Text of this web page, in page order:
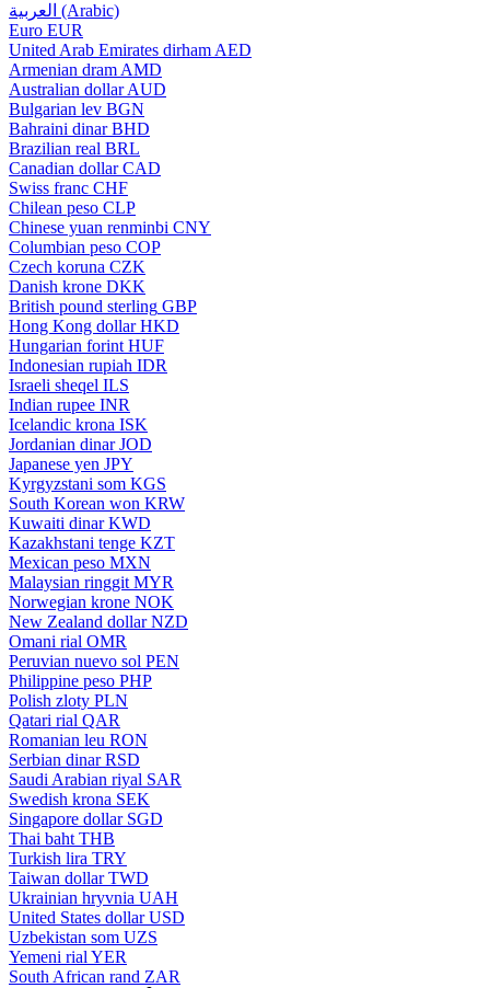
العربية (Arabic)
Euro EUR
United Arab Emirates dirham AED
Armenian dram AMD
Australian dollar AUD
Bulgarian lev BGN
Bahraini dinar BHD
Brazilian real BRL
Canadian dollar CAD
Swiss franc CHF
Chilean peso CLP
Chinese yuan renminbi CNY
Columbian peso COP
Czech koruna CZK
Danish krone DKK
British pound sterling GBP
Hong Kong dollar HKD
Hungarian forint HUF
Indonesian rupiah IDR
Israeli sheqel ILS
Indian rupee INR
Icelandic krona ISK
Jordanian dinar JOD
Japanese yen JPY
Kyrgyzstani som KGS
South Korean won KRW
Kuwaiti dinar KWD
Kazakhstani tenge KZT
Mexican peso MXN
Malaysian ringgit MYR
Norwegian krone NOK
New Zealand dollar NZD
Omani rial OMR
Peruvian nuevo sol PEN
Philippine peso PHP
Polish zloty PLN
Qatari rial QAR
Romanian leu RON
Serbian dinar RSD
Saudi Arabian riyal SAR
Swedish krona SEK
Singapore dollar SGD
Thai baht THB
Turkish lira TRY
Taiwan dollar TWD
Ukrainian hryvnia UAH
United States dollar USD
Uzbekistan som UZS
Yemeni rial YER
South African rand ZAR